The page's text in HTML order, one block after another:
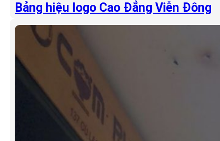
Bảng hiệu logo Cao Đẳng Viễn Đông